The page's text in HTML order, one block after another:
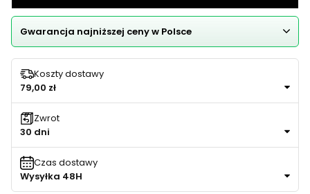
Gwarancja najniższej ceny w Polsce
Koszty dostawy
79,00 zł
Zwrot
30 dni
Czas dostawy
Wysyłka 48H